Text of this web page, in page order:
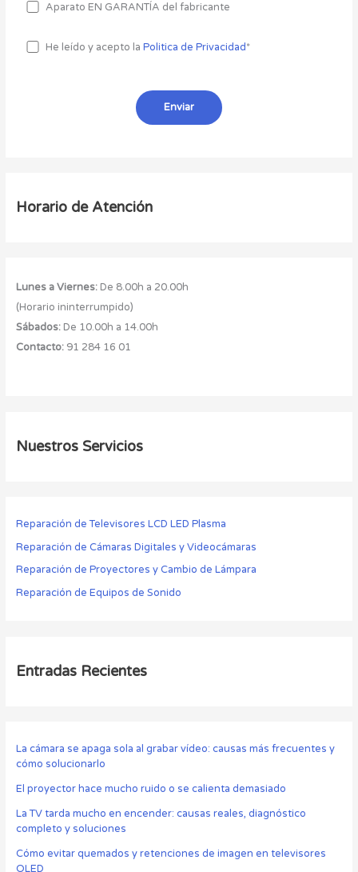
Aparato EN GARANTÍA del fabricante
He leído y acepto laPolitica de Privacidad*
Horario de Atención
Lunes a Viernes:De 8.00h a 20.00h
(Horario ininterrumpido)
Sábados:De 10.00h a 14.00h
Contacto:91 284 16 01
Nuestros Servicios
Reparación de Televisores LCD LED Plasma
Reparación de Cámaras Digitales y Videocámaras
Reparación de Proyectores y Cambio de Lámpara
Reparación de Equipos de Sonido
Entradas Recientes
La cámara se apaga sola al grabar vídeo: causas más frecuentes y
cómo solucionarlo
El proyector hace mucho ruido o se calienta demasiado
La TV tarda mucho en encender: causas reales, diagnóstico
completo y soluciones
Cómo evitar quemados y retenciones de imagen en televisores
OLED